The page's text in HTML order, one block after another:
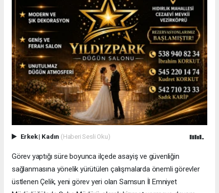
Erkek| Kadın (Haberi Sesli Oku)
Görev yaptığı süre boyunca ilçede asayiş ve güvenliğin
sağlanmasına yönelik yürütülen çalışmalarda önemli görevler
üstlenen Çelik, yeni görev yeri olan Samsun İl Emniyet